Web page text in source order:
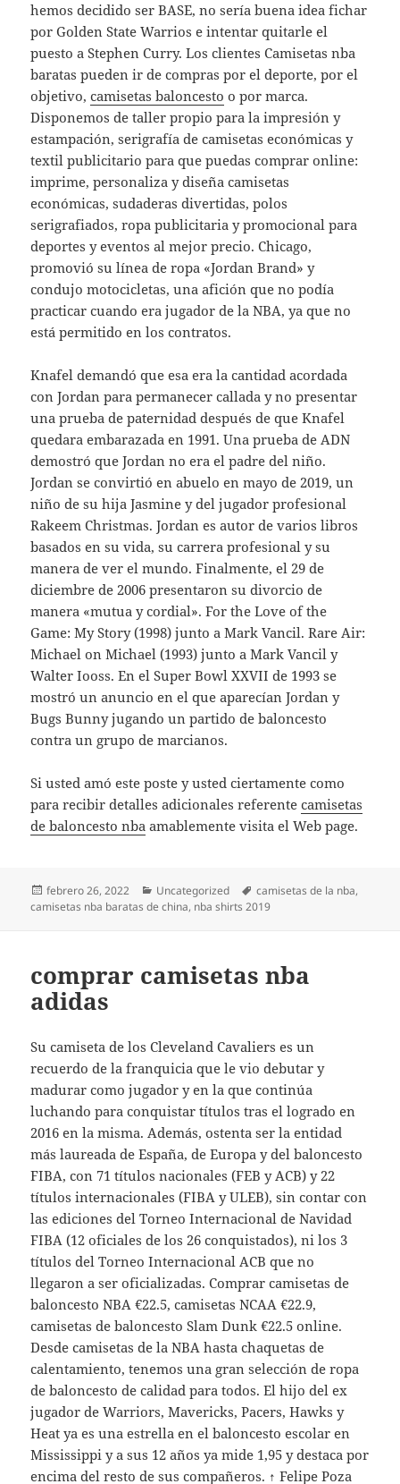
hemos decidido ser BASE, no sería buena idea fichar
por Golden State Warrios e intentar quitarle el
puesto a Stephen Curry. Los clientes Camisetas nba
baratas pueden ir de compras por el deporte, por el
objetivo,camisetas baloncesto o por marca.
Disponemos de taller propio para la impresión y
estampación, serigrafía de camisetas económicas y
textil publicitario para que puedas comprar online:
imprime, personaliza y diseña camisetas
económicas, sudaderas divertidas, polos
serigrafiados, ropa publicitaria y promocional para
deportes y eventos al mejor precio. Chicago,
promovió su línea de ropa «Jordan Brand» y
condujo motocicletas, una afición que no podía
practicar cuando era jugador de la NBA, ya que no
está permitido en los contratos.
Knafel demandó que esa era la cantidad acordada
con Jordan para permanecer callada y no presentar
una prueba de paternidad después de que Knafel
quedara embarazada en 1991. Una prueba de ADN
demostró que Jordan no era el padre del niño.
Jordan se convirtió en abuelo en mayo de 2019, un
niño de su hija Jasmine y del jugador profesional
Rakeem Christmas. Jordan es autor de varios libros
basados en su vida, su carrera profesional y su
manera de ver el mundo. Finalmente, el 29 de
diciembre de 2006 presentaron su divorcio de
manera «mutua y cordial». For the Love of the
Game: My Story (1998) junto a Mark Vancil. Rare Air:
Michael on Michael (1993) junto a Mark Vancil y
Walter Iooss. En el Super Bowl XXVII de 1993 se
mostró un anuncio en el que aparecían Jordan y
Bugs Bunny jugando un partido de baloncesto
contra un grupo de marcianos.
Si usted amó este poste y usted ciertamente como
para recibir detalles adicionales referentecamisetas
de baloncesto nba amablemente visita el Web page.
Publicado
el
febrero 26, 2022 Categorías
Uncategorized Etiquetas
camisetas de la nba,
camisetas nba baratas de china, nba shirts 2019
comprar camisetas nba
adidas
Su camiseta de los Cleveland Cavaliers es un
recuerdo de la franquicia que le vio debutar y
madurar como jugador y en la que continúa
luchando para conquistar títulos tras el logrado en
2016 en la misma. Además, ostenta ser la entidad
más laureada de España, de Europa y del baloncesto
FIBA, con 71 títulos nacionales (FEB y ACB) y 22
títulos internacionales (FIBA y ULEB), sin contar con
las ediciones del Torneo Internacional de Navidad
FIBA (12 oficiales de los 26 conquistados), ni los 3
títulos del Torneo Internacional ACB que no
llegaron a ser oficializadas. Comprar camisetas de
baloncesto NBA €22.5, camisetas NCAA €22.9,
camisetas de baloncesto Slam Dunk €22.5 online.
Desde camisetas de la NBA hasta chaquetas de
calentamiento, tenemos una gran selección de ropa
de baloncesto de calidad para todos. El hijo del ex
jugador de Warriors, Mavericks, Pacers, Hawks y
Heat ya es una estrella en el baloncesto escolar en
Mississippi y a sus 12 años ya mide 1,95 y destaca por
encima del resto de sus compañeros. ↑ Felipe Poza